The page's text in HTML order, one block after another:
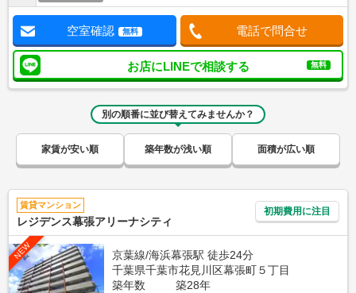
空室確認 無料 電話で問合せ
お店にLINEで相談する 無料
別の順番に並び替えてみませんか？
家賃が安い順 築年数が浅い順 面積が広い順
賃貸マンション
レジデンス幕張アリーナシティ
初期費用に注目
NEW
京葉線/海浜幕張駅 徒歩24分
千葉県千葉市花見川区幕張町５丁目
築年数
築28年